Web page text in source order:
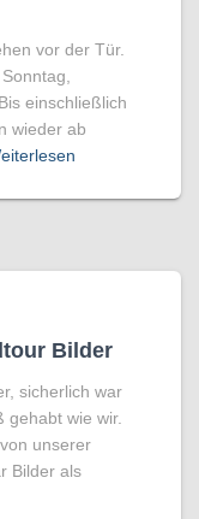
vor der Tür.
einschließlich
wieder ab
Bilder
sicherlich war
gehabt wie wir.
unserer
Bilder als